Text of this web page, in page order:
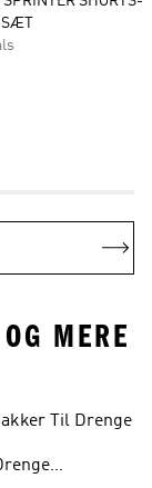
MERE
Til Drenge